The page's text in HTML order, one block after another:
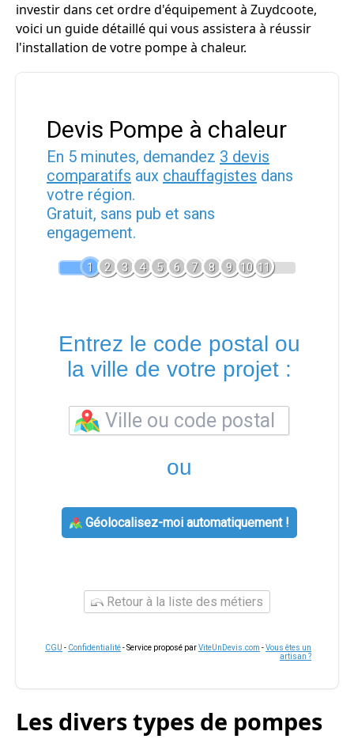
investir dans cet ordre d'équipement à Zuydcoote,
voici un guide détaillé qui vous assistera à réussir
l'installation de votre pompe à chaleur.
Devis Pompe à chaleur
En 5 minutes, demandez 3 devis
comparatifs aux chauffagistes dans
votre région.
Gratuit, sans pub et sans
engagement.
1 2 3 4 5 6 7 8 9 10 11
Entrez le code postal ou
la ville de votre projet :
ou
Géolocalisez-moi automatiquement !
Retour à la liste des métiers
CGU - Confidentialité- Service proposé parViteUnDevis.com -Vous êtes un
artisan ?
Les divers types de pompes